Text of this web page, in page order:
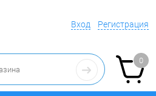
Вход Регистрация
0